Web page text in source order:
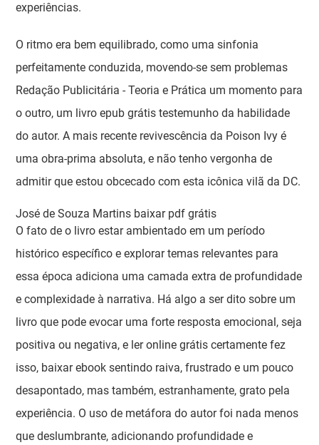
experiências.
O ritmo era bem equilibrado, como uma sinfonia
perfeitamente conduzida, movendo-se sem problemas
Redação Publicitária - Teoria e Prática um momento para
o outro, um livro epub grátis testemunho da habilidade
do autor. A mais recente revivescência da Poison Ivy é
uma obra-prima absoluta, e não tenho vergonha de
admitir que estou obcecado com esta icônica vilã da DC.
José de Souza Martins baixar pdf grátis
O fato de o livro estar ambientado em um período
histórico específico e explorar temas relevantes para
essa época adiciona uma camada extra de profundidade
e complexidade à narrativa. Há algo a ser dito sobre um
livro que pode evocar uma forte resposta emocional, seja
positiva ou negativa, e ler online grátis certamente fez
isso, baixar ebook sentindo raiva, frustrado e um pouco
desapontado, mas também, estranhamente, grato pela
experiência. O uso de metáfora do autor foi nada menos
que deslumbrante, adicionando profundidade e